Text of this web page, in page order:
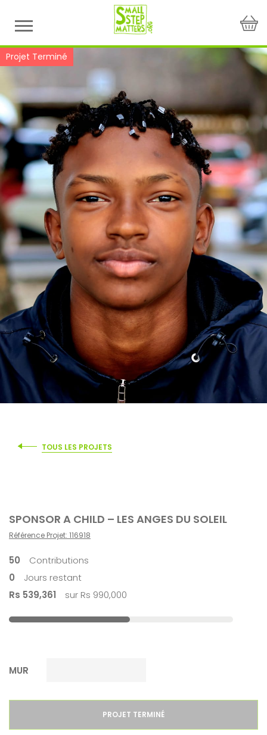
content
Projet Terminé
TOUS LES PROJETS
SPONSOR A CHILD – LES ANGES DU SOLEIL
Référence Projet: 116918
50
Contributions
0
Jours restant
Rs 539,361
sur Rs 990,000
MUR
PROJET TERMINÉ